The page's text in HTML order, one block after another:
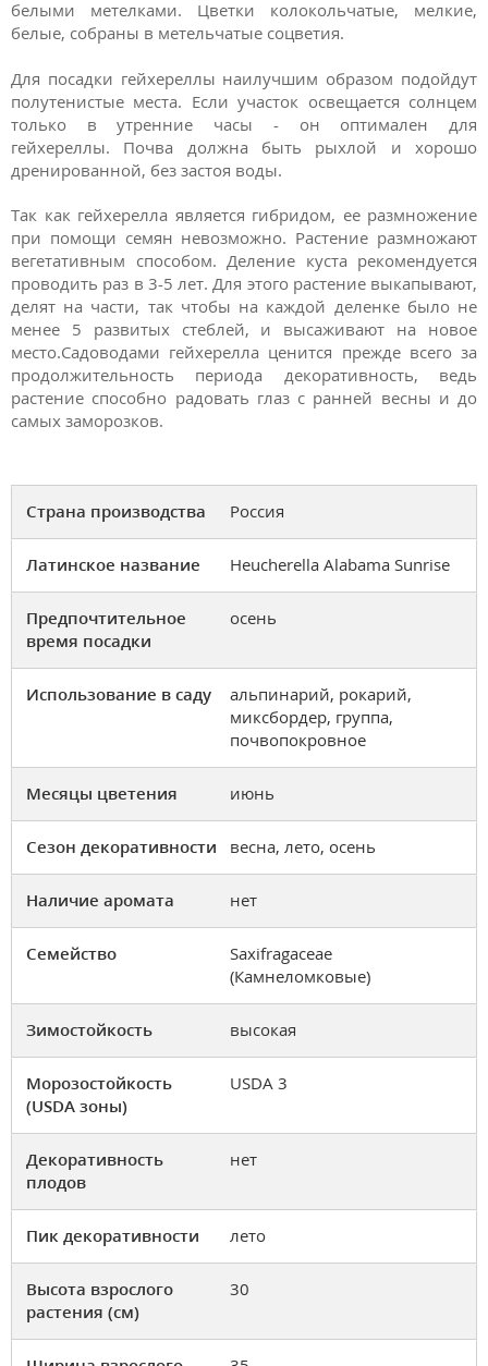
белыми метелками. Цветки колокольчатые, мелкие,
белые, собраны в метельчатые соцветия.
Для посадки гейхереллы наилучшим образом подойдут
полутенистые места. Если участок освещается солнцем
только в утренние часы - он оптимален для
гейхереллы. Почва должна быть рыхлой и хорошо
дренированной, без застоя воды.
Так как гейхерелла является гибридом, ее размножение
при помощи семян невозможно. Растение размножают
вегетативным способом. Деление куста рекомендуется
проводить раз в 3-5 лет. Для этого растение выкапывают,
делят на части, так чтобы на каждой деленке было не
менее 5 развитых стеблей, и высаживают на новое
место.Садоводами гейхерелла ценится прежде всего за
продолжительность периода декоративность, ведь
растение способно радовать глаз с ранней весны и до
самых заморозков.
Страна производства Россия
Латинское название Heucherella Alabama Sunrise
Предпочтительное
время посадки
осень
Использование в саду
альпинарий, рокарий,
миксбордер, группа,
почвопокровное
Месяцы цветения июнь
Сезон декоративности весна, лето, осень
Наличие аромата нет
Семейство
Saxifragaceae
(Камнеломковые)
Зимостойкость высокая
Морозостойкость
(USDA зоны)
USDA 3
Декоративность
плодов
нет
Пик декоративности лето
Высота взрослого
растения (см)
30